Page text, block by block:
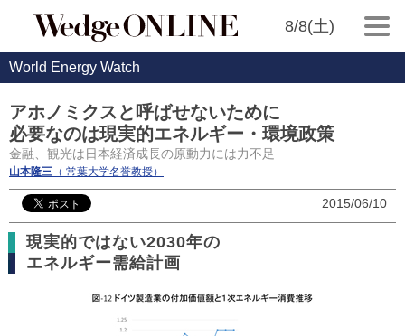
8/8(土)
World Energy Watch
アホノミクスと呼ばせないために
必要なのは現実的エネルギー・環境政策
金融、観光は日本経済成長の原動力には力不足
山本隆三 （ 常葉大学名誉教授）
2015/06/10
現実的ではない2030年の
エネルギー需給計画